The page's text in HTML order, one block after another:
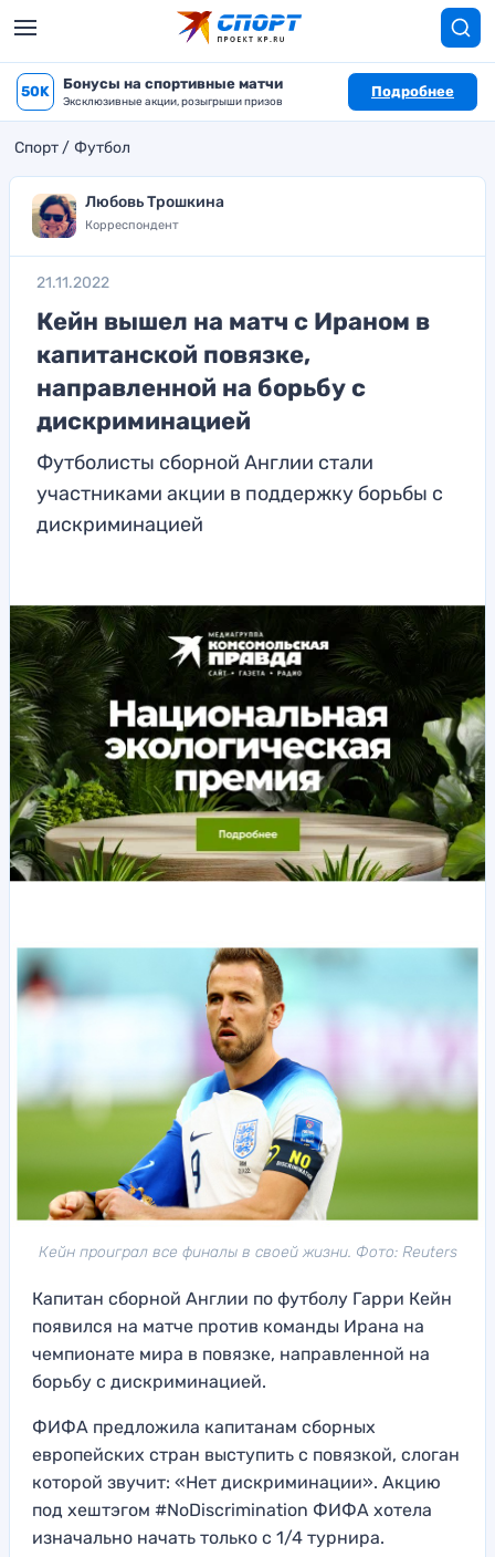
50K Бонусы на спортивные матчи
Эксклюзивные акции, розыгрыши призов
Подробнее
Спорт Футбол
Любовь Трошкина
Корреспондент
21.11.2022
Кейн вышел на матч с Ираном в
капитанской повязке,
направленной на борьбу с
дискриминацией
Футболисты сборной Англии стали
участниками акции в поддержку борьбы с
дискриминацией
Кейн проиграл все финалы в своей жизни. Фото: Reuters
Капитан сборной Англии по футболу Гарри Кейн
появился на матче против команды Ирана на
чемпионате мира в повязке, направленной на
борьбу с дискриминацией.
ФИФА предложила капитанам сборных
европейских стран выступить с повязкой, слоган
которой звучит: «Нет дискриминации». Акцию
под хештэгом #NoDiscrimination ФИФА хотела
изначально начать только с 1/4 турнира.